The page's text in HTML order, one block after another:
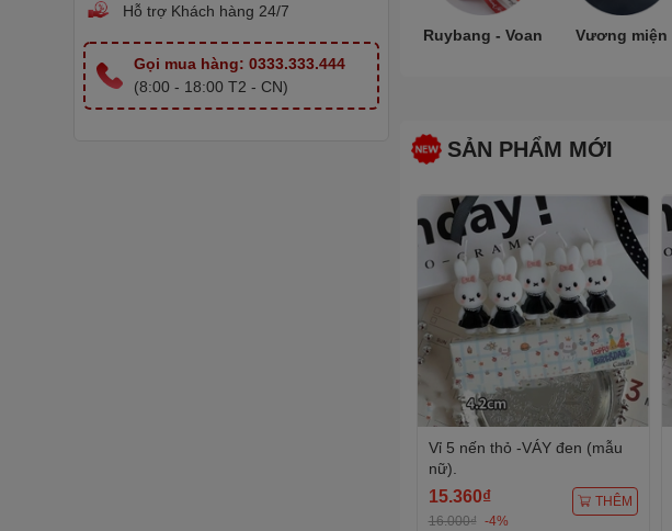
Nến Sinh Nhật
Hoa trang trí
Khuôn nhựa / Silicon
Hỗ trợ Khách hàng 24/7
Gọi mua hàng: 0333.333.444
(8:00 - 18:00 T2 - CN)
Ruybang - Voan Vương miện
SẢN PHẨM MỚI
Vỉ 5 nến thỏ -VÁY đen (mẫu
nữ).
15.360₫
16.000₫ -4%
THÊM